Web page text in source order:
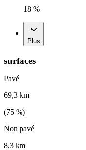
18 %
Plus
surfaces
Pavé
69,3 km
(75 %)
Non pavé
8,3 km